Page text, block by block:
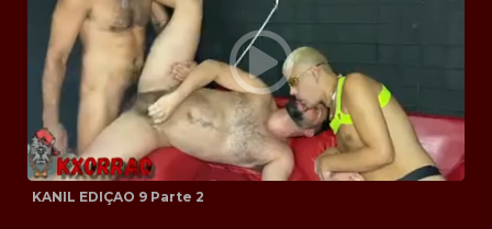
KANIL EDIÇAO 9 Parte 2